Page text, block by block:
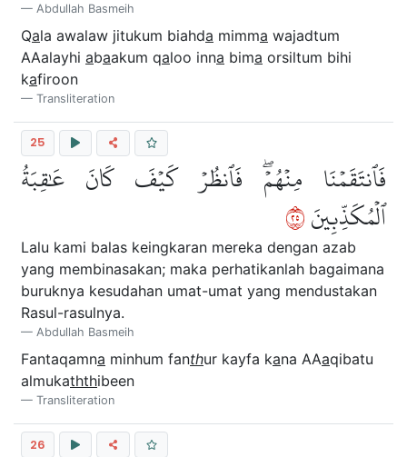
Abdullah Basmeih
Qala awalaw jitukum biahda mimma wajadtum
AAalayhi abaakum qaloo inna bima orsiltum bihi
kafiroon
Transliteration
25
فَٱنتَقَمۡنَا مِنۡهُمۡۖ فَٱنظُرۡ كَيۡفَ كَانَ عَٰقِبَةُ
ٱلۡمُكَذِّبِينَ٥٢
Lalu kami balas keingkaran mereka dengan azab
yang membinasakan; maka perhatikanlah bagaimana
buruknya kesudahan umat-umat yang mendustakan
Rasul-rasulnya.
Abdullah Basmeih
Fantaqamna minhum fanthur kayfa kana AAaqibatu
almukaththibeen
Transliteration
26